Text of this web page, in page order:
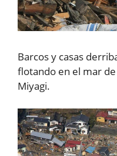
Barcos y casas
flotando en el mar de
Miyagi.